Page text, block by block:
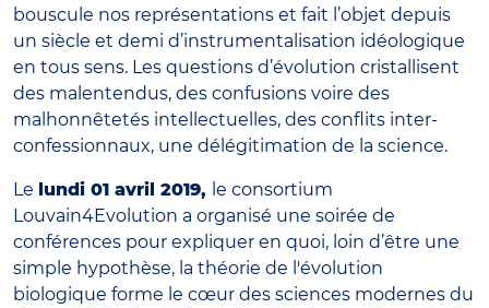
bouscule nos représentations et fait l’objet depuis
un siècle et demi d’instrumentalisation idéologique
en tous sens. Les questions d’évolution cristallisent
des malentendus, des confusions voire des
malhonnêtetés intellectuelles, des conflits inter-
confessionnaux, une délégitimation de la science.
Le lundi 01 avril 2019, le consortium
Louvain4Evolution a organisé une soirée de
conférences pour expliquer en quoi, loin d’être une
simple hypothèse, la théorie de l'évolution
biologique forme le cœur des sciences modernes du